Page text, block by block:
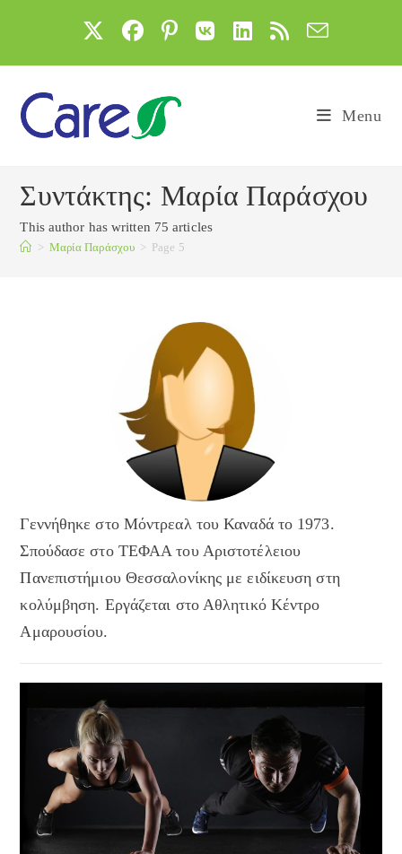
Menu
Συντάκτης: Μαρία Παράσχου
This author has written 75 articles
> Μαρία Παράσχου > Page 5
Γεννήθηκε στο Μόντρεαλ του Καναδά το 1973.
Σπούδασε στο ΤΕΦΑΑ του Αριστοτέλειου
Πανεπιστήμιου Θεσσαλονίκης με ειδίκευση στη
κολύμβηση. Εργάζεται στο Αθλητικό Κέντρο
Αμαρουσίου.